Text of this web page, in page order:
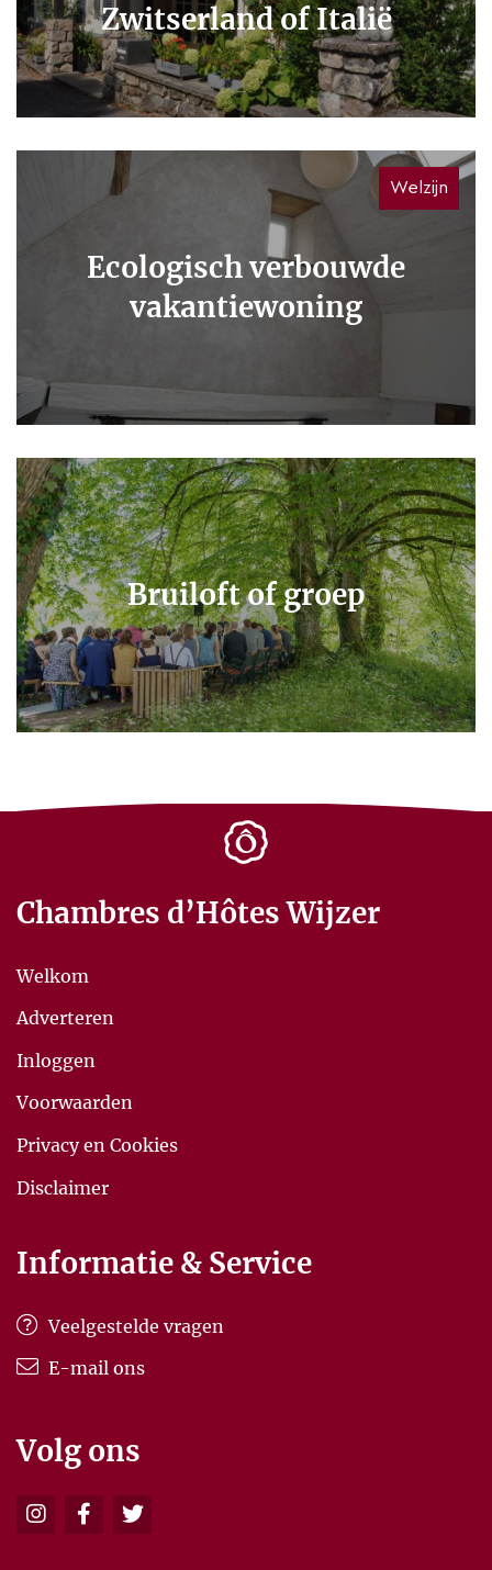
Zwitserland of Italië
Welzijn
Ecologisch verbouwde
vakantiewoning
Bruiloft of groep
Chambres d’Hôtes Wijzer
Welkom
Adverteren
Inloggen
Voorwaarden
Privacy en Cookies
Disclaimer
Informatie & Service
Veelgestelde vragen
E-mail ons
Volg ons